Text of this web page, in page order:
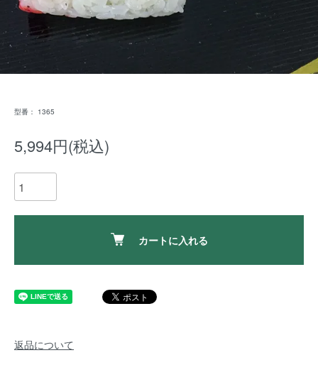
型番： 1365
5,994円(税込)
カートに入れる
返品について